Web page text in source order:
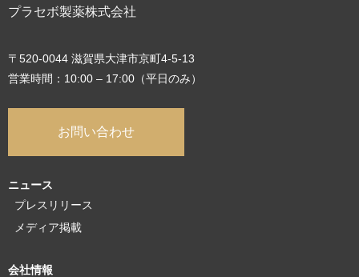
プラセボ製薬株式会社
〒520-0044 滋賀県大津市京町4-5-13
営業時間：10:00 – 17:00（平日のみ）
お問い合わせ
ニュース
プレスリリース
メディア掲載
会社情報